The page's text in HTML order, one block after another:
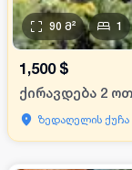
90 მ² 1
1,500 $
ქირავდება 2
ზედაღელის ქუჩა